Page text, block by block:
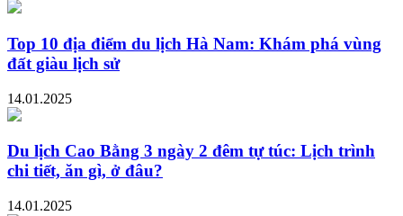
Top 10 địa điểm du lịch Hà Nam: Khám phá vùng
đất giàu lịch sử
14.01.2025
Du lịch Cao Bằng 3 ngày 2 đêm tự túc: Lịch trình
chi tiết, ăn gì, ở đâu?
14.01.2025